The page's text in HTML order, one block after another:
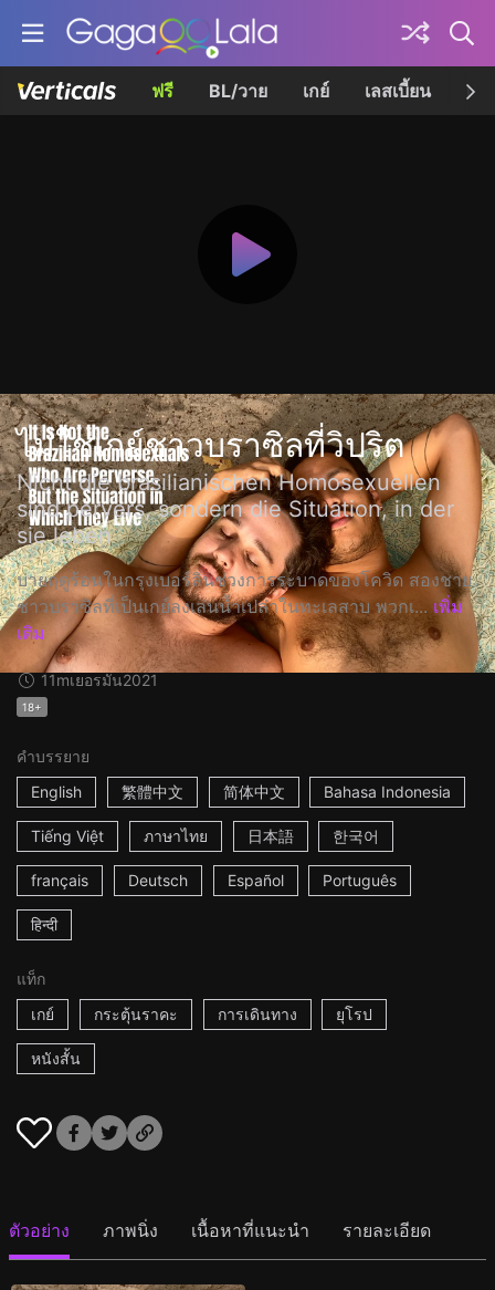
ฟรี BL/วาย เกย์ เลสเบี้ยน เค
ไม่ใช่เกย์ชาวบราซิลที่วิปริต
Nicht die brasilianischen Homosexuellen
sind pervers, sondern die Situation, in der
sie leben
บ่ายฤดูร้อนในกรุงเบอร์ลินช่วงการระบาดของโควิด สองชาย
ชาวบราซิลที่เป็นเกย์ลงเล่นน้ำเปล่าในทะเลสาบ พวกเ... เพิ่ม
เติม
11mเยอรมัน2021
18+
คำบรรยาย
English
繁體中文 简体中文 Bahasa Indonesia
Tiếng Việt ภาษาไทย 日本語 한국어
français Deutsch Español Português
हिन्दी
แท็ก
เกย์
กระตุ้นราคะ การเดินทาง ยุโรป
หนังสั้น
ตัวอย่าง ภาพนิ่ง เนื้อหาที่แนะนำ รายละเอียด